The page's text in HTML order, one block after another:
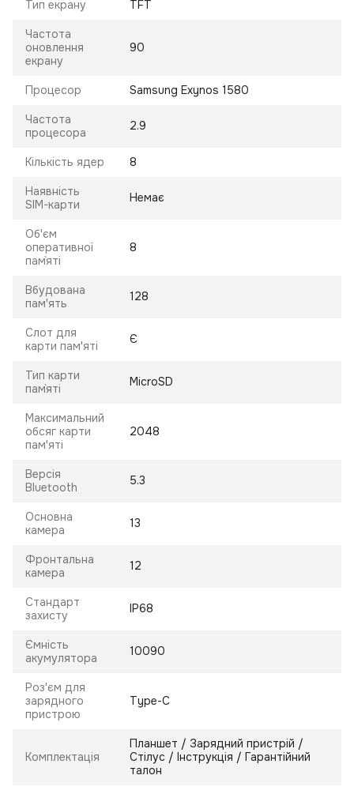
Тип екрану TFT
Частота
оновлення
екрану
90
Процесор Samsung Exynos 1580
Частота
процесора
2.9
Кількість ядер 8
Наявність
SIM-карти
Немає
Об'єм
оперативної
пам`яті
8
Вбудована
пам'ять
128
Слот для
карти пам'яті
Є
Тип карти
пам`яті
MicroSD
Максимальний
обсяг карти
пам'яті
2048
Версія
Bluetooth
5.3
Основна
камера
13
Фронтальна
камера
12
Стандарт
захисту
IP68
Ємність
акумулятора
10090
Роз'єм для
зарядного
пристрою
Type-C
Комплектація
Планшет / Зарядний пристрій /
Стілус / Інструкція / Гарантійний
талон